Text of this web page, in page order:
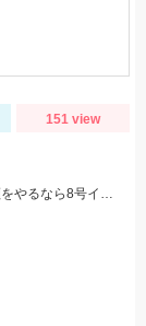
151 view
渇水傾向は続いていますがでっかいのが掛かります！瀬をやるなら8号イカリかヤナギがあった方が良いかもしれません！三河安城店岩﨑釣行